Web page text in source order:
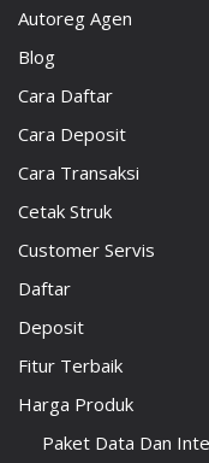
Autoreg Agen
Blog
Cara Daftar
Cara Deposit
Cara Transaksi
Cetak Struk
Customer Servis
Daftar
Deposit
Fitur Terbaik
Harga Produk
Paket Data Dan